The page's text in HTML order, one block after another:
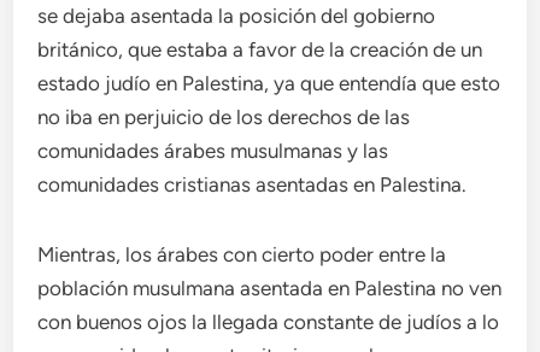
se dejaba asentada la posición del gobierno
británico, que estaba a favor de la creación de un
estado judío en Palestina, ya que entendía que esto
no iba en perjuicio de los derechos de las
comunidades árabes musulmanas y las
comunidades cristianas asentadas en Palestina.
Mientras, los árabes con cierto poder entre la
población musulmana asentada en Palestina no ven
con buenos ojos la llegada constante de judíos a lo